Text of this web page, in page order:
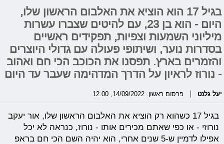
בגיל 17 הוא הוציא את האלבום הראשון שלו,
היום - הוא בן 23, עם להיטים שצברו עשרות
מיליוני השמעות וצפיות, תפקידים ראשיים
בסדרות נוער, ושיתופי פעולה עם גדולי היוצרים
והזמרים בארץ. תפסנו את הכוכב הכי חם ואהוב
- נורוז לראיון על הדרך המדהימה שעבר עד היום
יעל גלנט פרסום ראשון: 14/09/2022, 12:00
בגיל 17 כשהוא רק הוציא את האלבום הראשון שלו, אור יעקב
נורוזי - או כפי שאתם מכירים אותו - נורוז, כנראה לא יכל
אפילו לדמיין ש-5 שנים אחרי, הוא יהיה השם הכי חם בראפ